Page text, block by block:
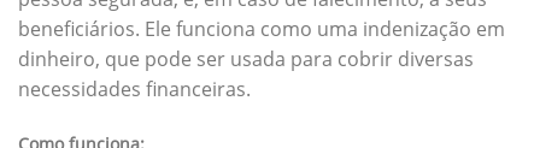
beneficiários. Ele funciona como uma indenização em
dinheiro, que pode ser usada para cobrir diversas
necessidades financeiras.